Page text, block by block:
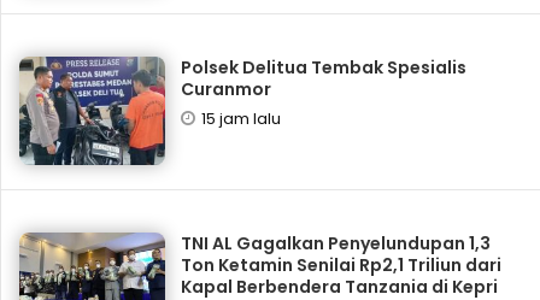
Polsek Delitua Tembak Spesialis
Curanmor
15 jam lalu
TNI AL Gagalkan Penyelundupan 1,3
Ton Ketamin Senilai Rp2,1 Triliun dari
Kapal Berbendera Tanzania di Kepri